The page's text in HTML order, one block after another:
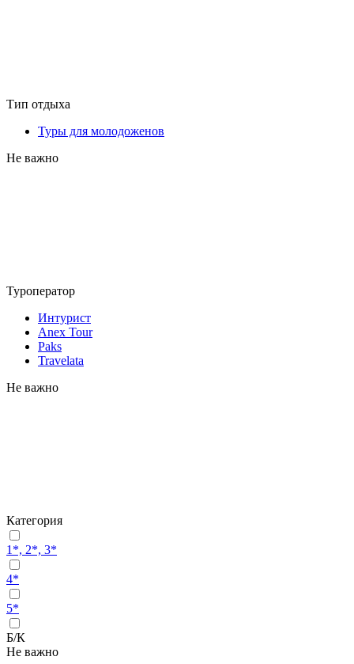
Тип отдыха
Туры для молодоженов
Не важно
Туроператор
Интурист
Anex Tour
Paks
Travelata
Не важно
Категория
1*, 2*, 3*
4*
5*
Б/К
Не важно